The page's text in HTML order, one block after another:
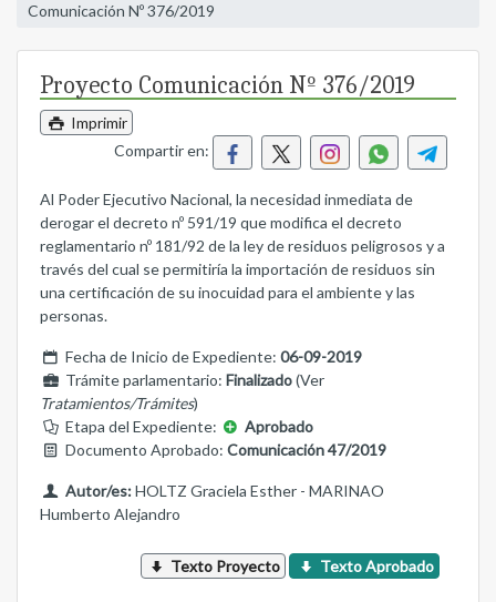
Comunicación Nº 376/2019
Proyecto Comunicación Nº 376/2019
Imprimir
Compartir en:
Al Poder Ejecutivo Nacional, la necesidad inmediata de
derogar el decreto nº 591/19 que modifica el decreto
reglamentario nº 181/92 de la ley de residuos peligrosos y a
través del cual se permitiría la importación de residuos sin
una certificación de su inocuidad para el ambiente y las
personas.
Fecha de Inicio de Expediente: 06-09-2019
Trámite parlamentario: Finalizado(Ver
Tratamientos/Trámites)
Etapa del Expediente:
Aprobado
Documento Aprobado: Comunicación 47/2019
Autor/es:HOLTZ Graciela Esther - MARINAO
Humberto Alejandro
Texto Proyecto Texto Aprobado